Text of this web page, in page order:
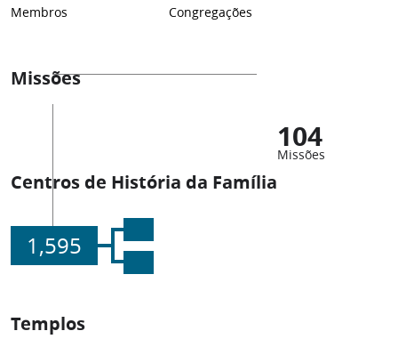
Membros Congregações
Missões
104
Missões
Centros de História da Família
1,595
Templos